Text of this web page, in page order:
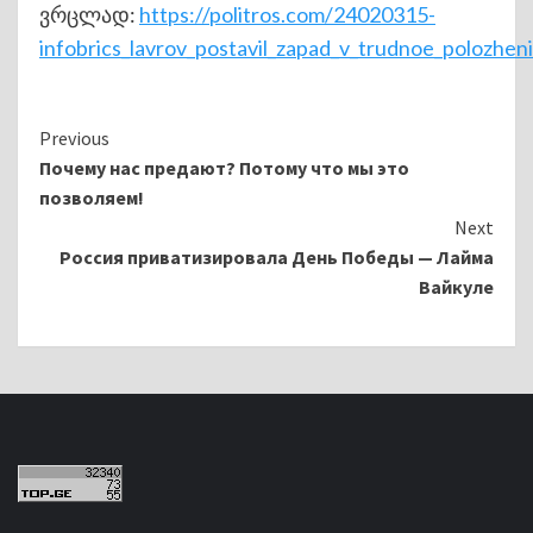
ვრცლად: https://politros.com/24020315-
Continue
Reading
Previous
Почему нас предают? Потому что мы это
позволяем!
Next
Россия приватизировала День Победы — Лайма
Вайкуле